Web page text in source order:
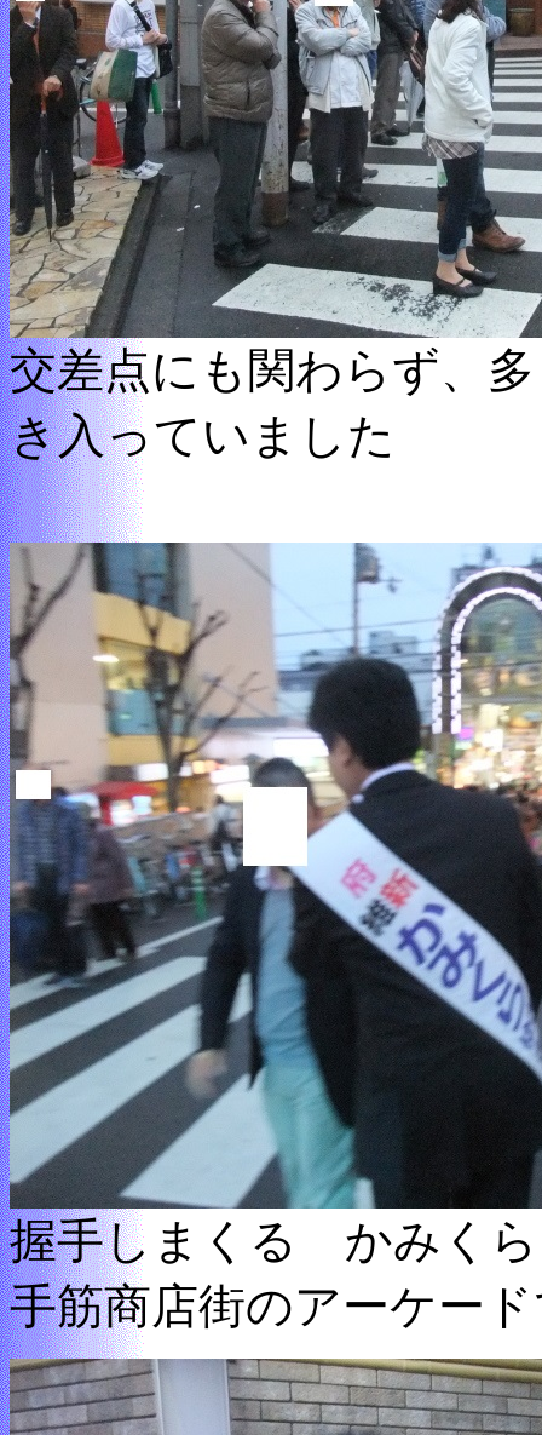
交差点にも関わらず、
き入っていました
握手しまくる かみくら
手筋商店街のアーケー